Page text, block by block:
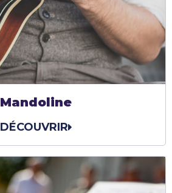
Mandoline
DÉCOUVRIR